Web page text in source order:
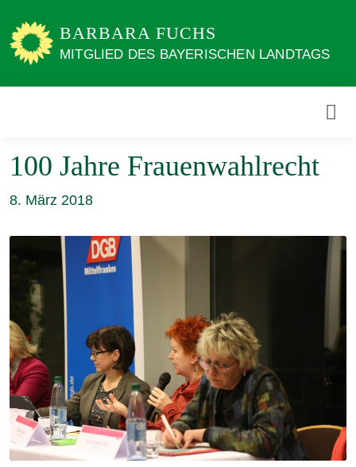
zum
Inhalt
BARBARA FUCHS
MITGLIED DES BAYERISCHEN LANDTAGS
100 Jahre Frauenwahlrecht
8. März 2018